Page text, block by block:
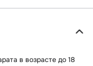
в возрасте до 18